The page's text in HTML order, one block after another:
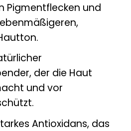
Pigmentflecken und
der die Haut
und vor
Antioxidans, das